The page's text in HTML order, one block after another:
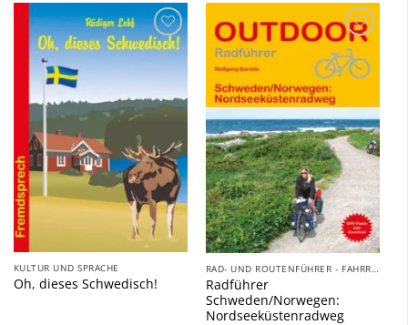
Zu
KULTUR UND SPRACHE
Oh, dieses Schwedisch!
Zu
Wunschliste
hinzufügen
RAD- UND ROUTENFÜHRER - FAHRRAD, AUTO, WOHNMOBIL, BOOT
Radführer
Schweden/Norwegen:
Nordseeküstenradweg